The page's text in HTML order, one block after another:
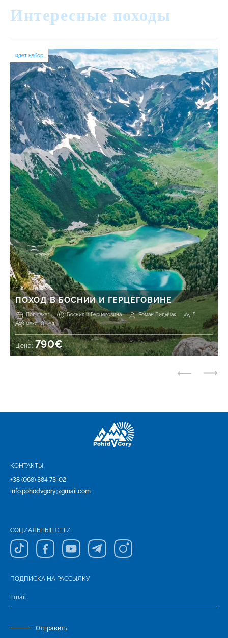
Интересные походы
идет набор
ПОХОД В БОСНИИ И ГЕРЦЕГОВИНЕ
Под заказ Босния и Герцеговина Роман Бидычак
5
макс 10 чел.
Цена:790€
КОНТАКТЫ
+38 (068) 384 73-02
info.pohodvgory@gmail.com
СОЦИАЛЬНЫЕ СЕТИ
ПОДПИСКА НА РАССЫЛКУ
Отправить